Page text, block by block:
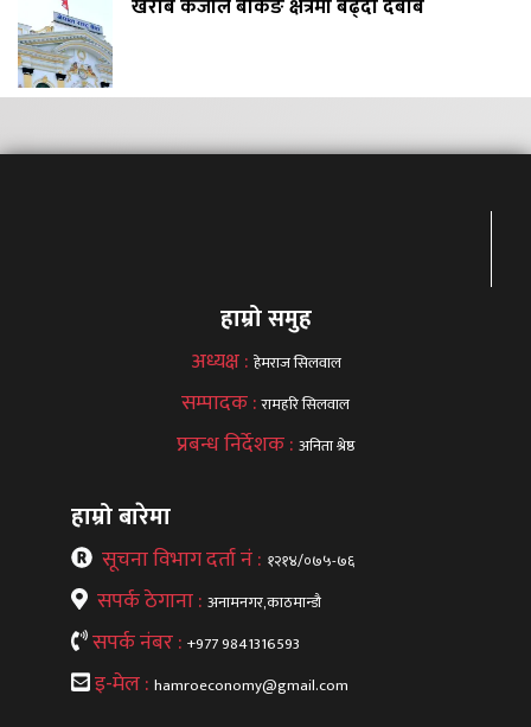
खराब कर्जाले बैंकिङ क्षेत्रमा बढ्दो दबाब
हाम्रो समुह
अध्यक्ष : हेमराज सिलवाल
सम्पादक :रामहरि सिलवाल
प्रबन्ध निर्देशक : अनिता श्रेष्ठ
हाम्रो बारेमा
सूचना विभाग दर्ता नं : १२१४/०७५-७६
सपर्क ठेगाना : अनामनगर,काठमान्डौ
सपर्क नंबर : +977 9841316593
इ-मेल : hamroeconomy@gmail.com